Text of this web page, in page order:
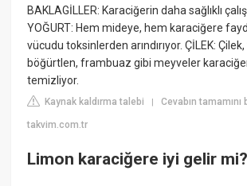
BAKLAGİLLER: Karaciğerin daha sağlıklı
YOĞURT: Hem mideye, hem karaciğere
vücudu toksinlerden arındırıyor. ÇİLEK:
böğürtlen, frambuaz gibi meyveler
temizliyor.
Kaynak kaldırma talebi |Cevabın
takvim.com.tr
Limon karaciğere iyi gelir mi?